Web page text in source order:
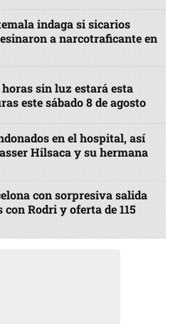
indaga si sicarios
a narcotraficante en
horas sin luz estará esta
este sábado 8 de agosto
en el hospital, así
Hilsaca y su hermana
con sorpresiva salida
con Rodri y oferta de 115